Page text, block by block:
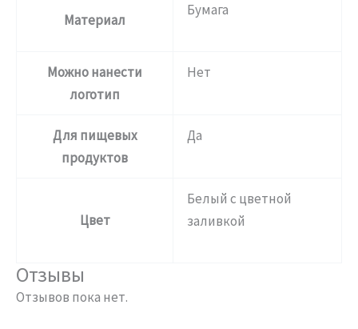
Материал
Бумага
Можно нанести
логотип
Нет
Для пищевых
продуктов
Да
Цвет
Белый с цветной
заливкой
Отзывы
Отзывов пока нет.